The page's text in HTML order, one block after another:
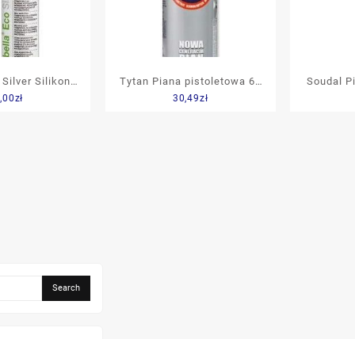
Silikon
310ml
zł
Tytan Piana pistoletowa 65
750ml
30,49zł
Soudal